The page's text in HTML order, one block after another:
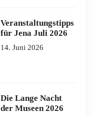
Veranstaltungstipps
für Jena Juli 2026
14. Juni 2026
Die Lange Nacht
der Museen 2026